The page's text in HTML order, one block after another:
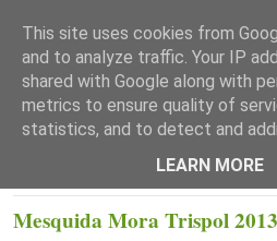
☰ Menu
Mesquida Mora Trispol 2013
This site uses cookies from
and to analyze traffic. Your IP
shared with Google along with
metrics to ensure quality of
statistics, and to detect and
LEARN MORE